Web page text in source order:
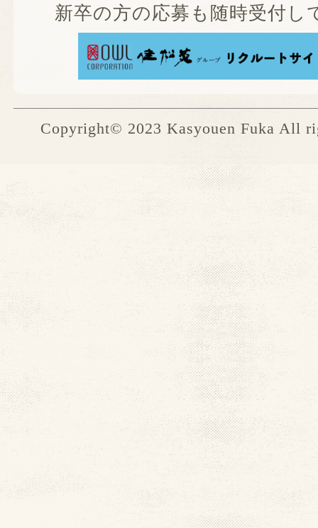
新卒の方の応募も随時受付し
Copyright© 2023 Kasyouen Fuka All